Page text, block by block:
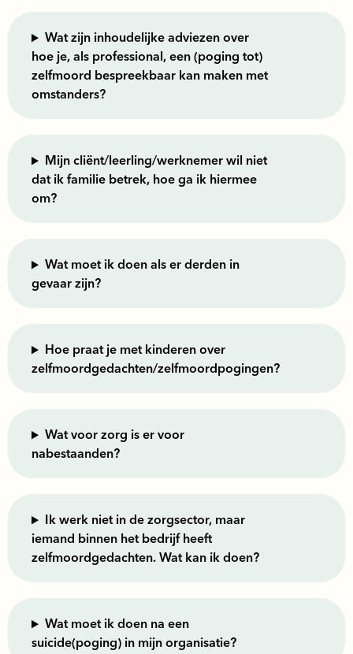
Wat zijn inhoudelijke adviezen over
hoe je, als professional, een (poging tot)
zelfmoord bespreekbaar kan maken met
omstanders?
Mijn cliënt/leerling/werknemer wil niet
dat ik familie betrek, hoe ga ik hiermee
om?
Wat moet ik doen als er derden in
gevaar zijn?
Hoe praat je met kinderen over
zelfmoordgedachten/zelfmoordpogingen?
Wat voor zorg is er voor
nabestaanden?
Ik werk niet in de zorgsector, maar
iemand binnen het bedrijf heeft
zelfmoordgedachten. Wat kan ik doen?
Wat moet ik doen na een
suicide(poging) in mijn organisatie?